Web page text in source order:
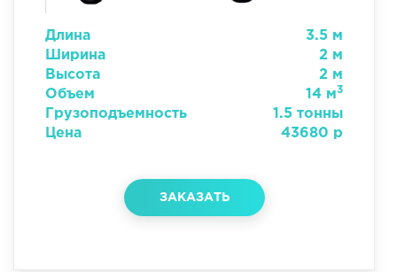
Длина
3.5 м
Ширина
2 м
Высота
2 м
Объем
14 м3
Грузоподъемность
1.5 тонны
Цена
43680 р
ЗАКАЗАТЬ